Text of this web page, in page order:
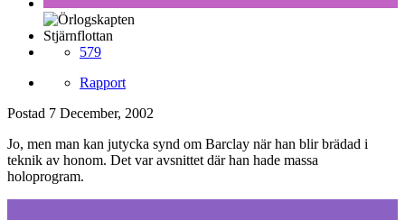
Stjärnflottan
579
Rapport
Postad 7 December, 2002
Jo, men man kan jutycka synd om Barclay när han blir brädad i
teknik av honom. Det var avsnittet där han hade massa
holoprogram.